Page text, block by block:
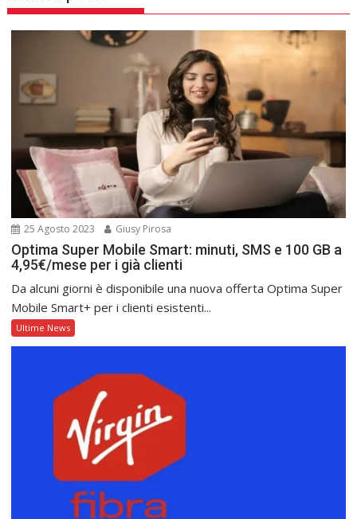
25 Agosto 2023 Giusy Pirosa
Optima Super Mobile Smart: minuti, SMS e 100 GB a
4,95€/mese per i già clienti
Da alcuni giorni è disponibile una nuova offerta Optima Super
Mobile Smart+ per i clienti esistenti...
Ultime News